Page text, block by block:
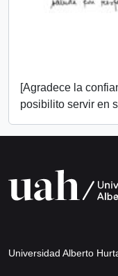
[Agradece la
posibilito servir en
Universidad Alberto